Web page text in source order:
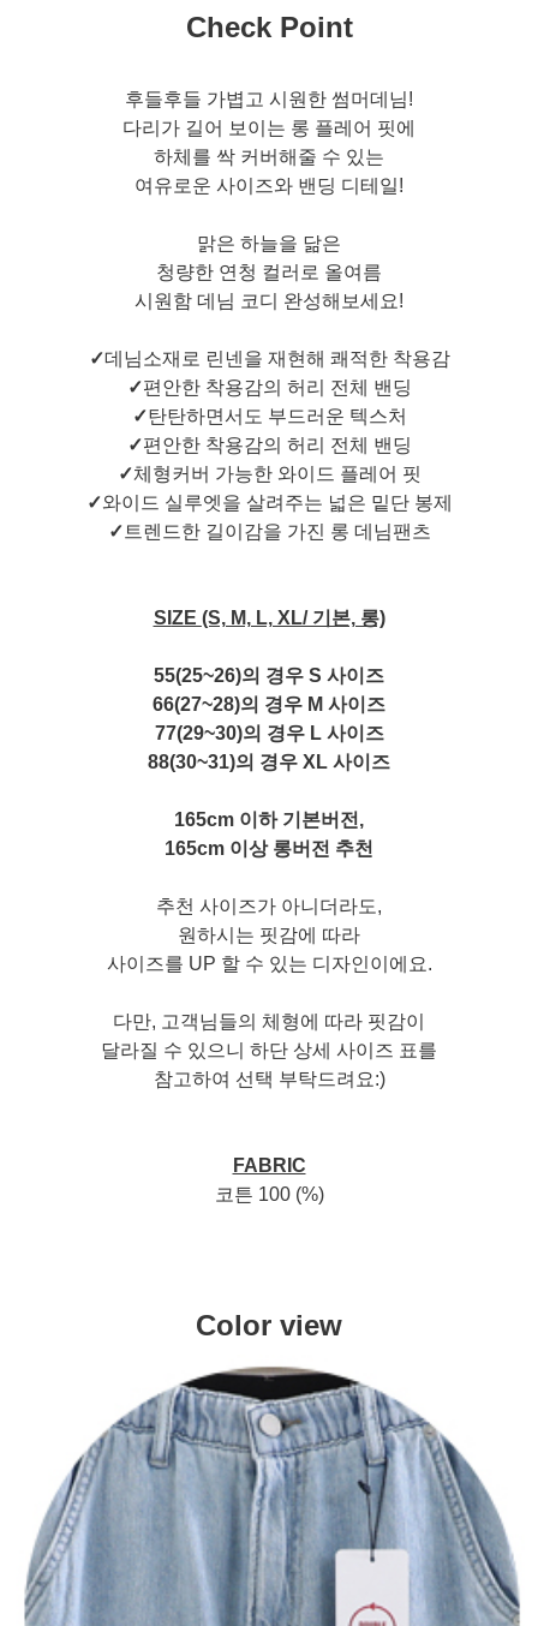
Check Point
후들후들 가볍고 시원한 썸머데님!
다리가 길어 보이는 롱 플레어 핏에
하체를 싹 커버해줄 수 있는
여유로운 사이즈와 밴딩 디테일!
맑은 하늘을 닮은
청량한 연청 컬러로 올여름
시원함 데님 코디 완성해보세요!
✓데님소재로 린넨을 재현해 쾌적한 착용감
✓편안한 착용감의 허리 전체 밴딩
✓탄탄하면서도 부드러운 텍스처
✓편안한 착용감의 허리 전체 밴딩
✓체형커버 가능한 와이드 플레어 핏
✓와이드 실루엣을 살려주는 넓은 밑단 봉제
✓ 트렌드한 길이감을 가진 롱 데님팬츠
SI ZE (S, M, L, XL/ 기본, 롱)
55(25~26)의 경우 S 사이즈
66(27~28)의 경우 M 사이즈
77(29~30)의 경우 L 사이즈
88(30~31)의 경우 XL 사이즈
165cm 이하 기본버전,
165cm 이상 롱버전 추천
추천 사이즈가 아니더라도,
원하시는 핏감에 따라
사이즈를 UP 할 수 있는 디자인이에요.
다만, 고객님들의 체형에 따라 핏감이
달라질 수 있으니 하단 상세 사이즈 표를
참고하여 선택 부탁드려요:)
FABRIC
코튼 100 (%)
Color view